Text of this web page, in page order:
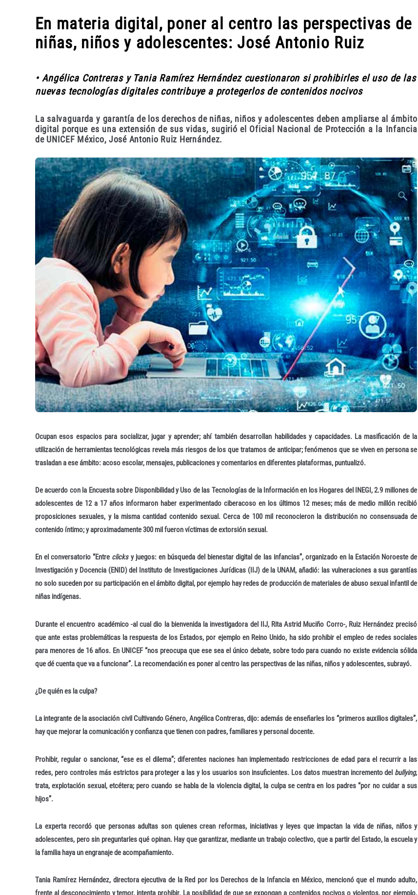
En materia digital, poner al centro las perspectivas de
niñas, niños y adolescentes: José Antonio Ruiz
• Angélica Contreras y Tania Ramírez Hernández cuestionaron si prohibirles el uso de las
nuevas tecnologías digitales contribuye a protegerlos de contenidos nocivos
La salvaguarda y garantía de los derechos de niñas, niños y adolescentes deben ampliarse al ámbito
digital porque es una extensión de sus vidas, sugirió el Oficial Nacional de Protección a la Infancia
de UNICEF México, José Antonio Ruiz Hernández.
Ocupan esos espacios para socializar, jugar y aprender; ahí también desarrollan habilidades y capacidades. La masificación de la
utilización de herramientas tecnológicas revela más riesgos de los que tratamos de anticipar; fenómenos que se viven en persona se
trasladan a ese ámbito: acoso escolar, mensajes, publicaciones y comentarios en diferentes plataformas, puntualizó.
De acuerdo con la Encuesta sobre Disponibilidad y Uso de las Tecnologías de la Información en los Hogares del INEGI, 2.9 millones de
adolescentes de 12 a 17 años informaron haber experimentado ciberacoso en los últimos 12 meses; más de medio millón recibió
proposiciones sexuales, y la misma cantidad contenido sexual. Cerca de 100 mil reconocieron la distribución no consensuada de
contenido íntimo; y aproximadamente 300 mil fueron víctimas de extorsión sexual.
En el conversatorio “Entre clicksy juegos: en búsqueda del bienestar digital de las infancias”, organizado en la Estación Noroeste de
Investigación y Docencia (ENID) del Instituto de Investigaciones Jurídicas (IIJ) de la UNAM, añadió: las vulneraciones a sus garantías
no solo suceden por su participación en el ámbito digital, por ejemplo hay redes de producción de materiales de abuso sexual infantil de
niñas indígenas.
Durante el encuentro académico -al cual dio la bienvenida la investigadora del IIJ, Rita Astrid Muciño Corro-, Ruiz Hernández precisó
que ante estas problemáticas la respuesta de los Estados, por ejemplo en Reino Unido, ha sido prohibir el empleo de redes sociales
para menores de 16 años. En UNICEF “nos preocupa que ese sea el único debate, sobre todo para cuando no existe evidencia sólida
que dé cuenta que va a funcionar”. La recomendación es poner al centro las perspectivas de las niñas, niños y adolescentes, subrayó.
¿De quién es la culpa?
La integrante de la asociación civil Cultivando Género, Angélica Contreras, dijo: además de enseñarles los “primeros auxilios digitales”,
hay que mejorar la comunicación y confianza que tienen con padres, familiares y personal docente.
Prohibir, regular o sancionar, “ese es el dilema”; diferentes naciones han implementado restricciones de edad para el recurrir a las
redes, pero controles más estrictos para proteger a las y los usuarios son insuficientes. Los datos muestran incremento del bullying,
trata, explotación sexual, etcétera; pero cuando se habla de la violencia digital, la culpa se centra en los padres “por no cuidar a sus
hijos”.
La experta recordó que personas adultas son quienes crean reformas, iniciativas y leyes que impactan la vida de niñas, niños y
adolescentes, pero sin preguntarles qué opinan. Hay que garantizar, mediante un trabajo colectivo, que a partir del Estado, la escuela y
la familia haya un engranaje de acompañamiento.
Tania Ramírez Hernández, directora ejecutiva de la Red por los Derechos de la Infancia en México, mencionó que el mundo adulto,